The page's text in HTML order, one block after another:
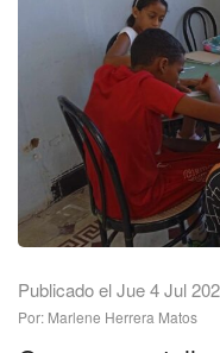
Publicado el Jue 4 Jul
Por: Marlene Herrera Matos